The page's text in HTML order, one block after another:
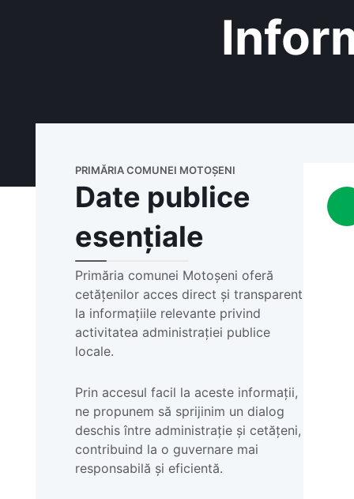
PRIMĂRIA COMUNEI MOTOȘENI
Date publice
esențiale
Primăria comunei Motoșeni oferă
cetățenilor acces direct și transparent
la informațiile relevante privind
activitatea administrației publice
locale.
Prin accesul facil la aceste informații,
ne propunem să sprijinim un dialog
deschis între administrație și cetățeni,
contribuind la o guvernare mai
responsabilă și eficientă.